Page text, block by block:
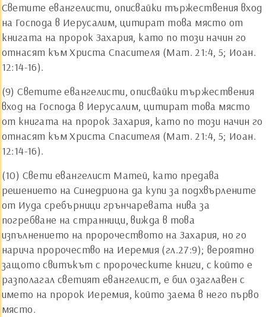
Светите евангелисти, описвайки тържествения вход
на Господа в Иерусалим, цитират това място от
книгата на пророк Захария, като по този начин го
отнасят към Христа Спасителя (Мат. 21:4, 5; Иоан.
12:14-16).
(9) Светите евангелисти, описвайки тържествения
вход на Господа в Иерусалим, цитират това място
от книгата на пророк Захария, като по този начин го
отнасят към Христа Спасителя (Мат. 21:4, 5; Иоан.
12:14-16).
(10) Свети евангелист Матей, като предава
решението на Синедриона да купи за подхвърлените
от Иуда сребърници грънчаревата нива за
погребване на странници, вижда в това
изпълнението на пророчеството на Захария, но го
нарича пророчество на Иеремия (гл.27:9); вероятно
защото свитъкът с пророческите книги, с който е
разполагал светият евангелист, е бил озаглавен с
името на пророк Иеремия, който заема в него първо
място.